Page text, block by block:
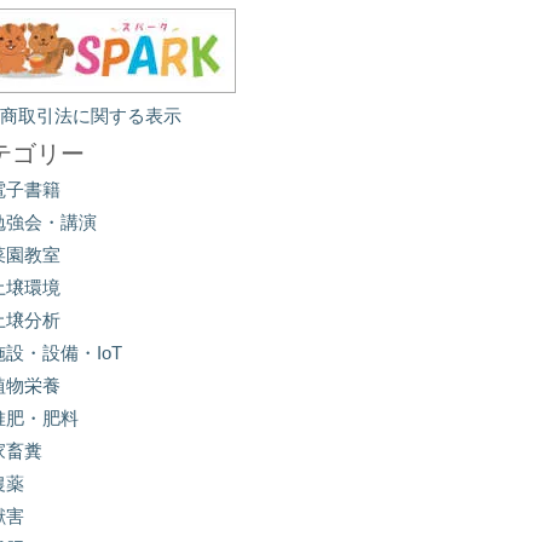
取引法に関する表示
ゴリー
子書籍
強会・講演
園教室
壌環境
壌分析
設・設備・IoT
物栄養
肥・肥料
畜糞
薬
害